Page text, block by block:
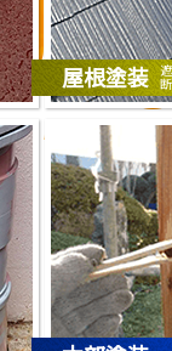
根塗装】 ～T様邸
ってきませんか【無
人教育・職人育成】
帯部塗装のご依頼
屋根塗装